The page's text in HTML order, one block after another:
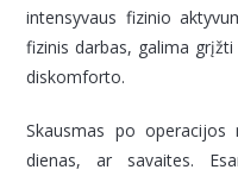
intensyvaus fizinio
fizinis darbas, galima
diskomforto.
Skausmas po operacijos
dienas, ar savaites.